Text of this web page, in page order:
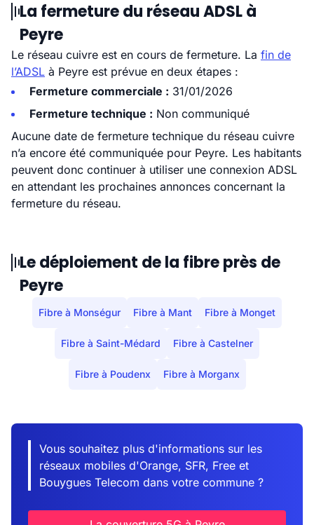
La fermeture du réseau ADSL à
Peyre
Le réseau cuivre est en cours de fermeture. La fin de
l’ADSL à Peyre est prévue en deux étapes :
Fermeture commerciale : 31/01/2026
Fermeture technique : Non communiqué
Aucune date de fermeture technique du réseau cuivre
n’a encore été communiquée pour Peyre. Les habitants
peuvent donc continuer à utiliser une connexion ADSL
en attendant les prochaines annonces concernant la
fermeture du réseau.
Le déploiement de la fibre près de
Peyre
Fibre à Monségur Fibre à Mant Fibre à Monget
Fibre à Saint-Médard Fibre à Castelner
Fibre à Poudenx Fibre à Morganx
Vous souhaitez plus d'informations sur les
réseaux mobiles d'Orange, SFR, Free et
Bouygues Telecom dans votre commune ?